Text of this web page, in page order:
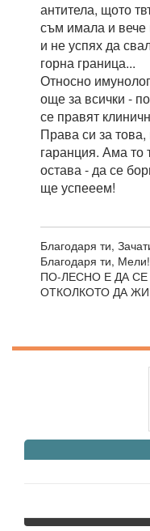
антитела, щото
съм имала и
и не успях да
горна граница...
Относно
още за всички -
се правят
Права си за
гаранция. Ама то
остава - да се
ще успееем!
Благодаря ти,
Благодаря ти,
ПО-ЛЕСНО Е ДА
ОТКОЛКОТО ДА